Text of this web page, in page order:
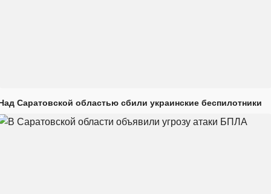
Саратовской областью сбили украинские беспилотники